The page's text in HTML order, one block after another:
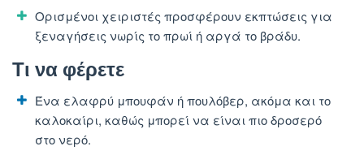
Ορισμένοι χειριστές προσφέρουν εκπτώσεις για
ξεναγήσεις νωρίς το πρωί ή αργά το βράδυ.
Τι να φέρετε
Ένα ελαφρύ μπουφάν ή πουλόβερ, ακόμα και το
καλοκαίρι, καθώς μπορεί να είναι πιο δροσερό
στο νερό.